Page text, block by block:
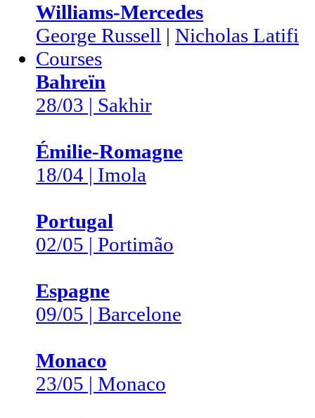
Williams-Mercedes
George Russell | Nicholas Latifi
Courses
Bahreïn
28/03 | Sakhir
Émilie-Romagne
18/04 | Imola
Portugal
02/05 | Portimão
Espagne
09/05 | Barcelone
Monaco
23/05 | Monaco